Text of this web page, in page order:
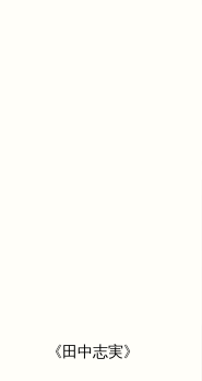
《田中志実》